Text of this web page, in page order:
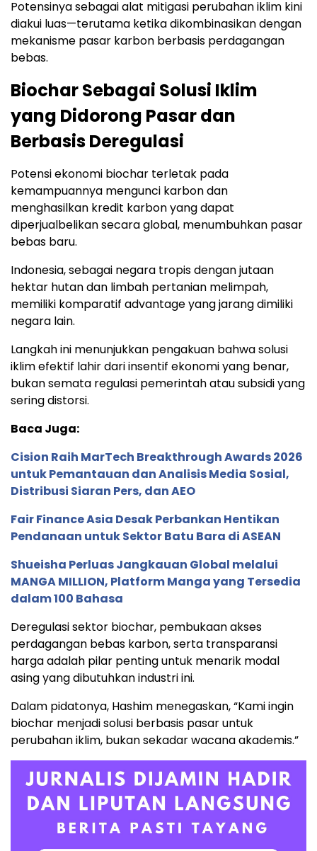
Potensinya sebagai alat mitigasi perubahan iklim kini
diakui luas—terutama ketika dikombinasikan dengan
mekanisme pasar karbon berbasis perdagangan
bebas.
Biochar Sebagai Solusi Iklim
yang Didorong Pasar dan
Berbasis Deregulasi
Potensi ekonomi biochar terletak pada
kemampuannya mengunci karbon dan
menghasilkan kredit karbon yang dapat
diperjualbelikan secara global, menumbuhkan pasar
bebas baru.
Indonesia, sebagai negara tropis dengan jutaan
hektar hutan dan limbah pertanian melimpah,
memiliki komparatif advantage yang jarang dimiliki
negara lain.
Langkah ini menunjukkan pengakuan bahwa solusi
iklim efektif lahir dari insentif ekonomi yang benar,
bukan semata regulasi pemerintah atau subsidi yang
sering distorsi.
Baca Juga:
Cision Raih MarTech Breakthrough Awards 2026
untuk Pemantauan dan Analisis Media Sosial,
Distribusi Siaran Pers, dan AEO
Fair Finance Asia Desak Perbankan Hentikan
Pendanaan untuk Sektor Batu Bara di ASEAN
Shueisha Perluas Jangkauan Global melalui
MANGA MILLION, Platform Manga yang Tersedia
dalam 100 Bahasa
Deregulasi sektor biochar, pembukaan akses
perdagangan bebas karbon, serta transparansi
harga adalah pilar penting untuk menarik modal
asing yang dibutuhkan industri ini.
Dalam pidatonya, Hashim menegaskan, “Kami ingin
biochar menjadi solusi berbasis pasar untuk
perubahan iklim, bukan sekadar wacana akademis.”